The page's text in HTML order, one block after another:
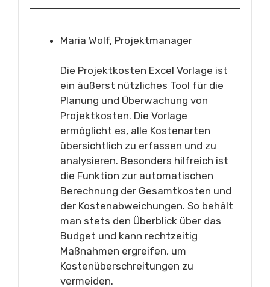
Maria Wolf, Projektmanager
Die Projektkosten Excel Vorlage ist
ein äußerst nützliches Tool für die
Planung und Überwachung von
Projektkosten. Die Vorlage
ermöglicht es, alle Kostenarten
übersichtlich zu erfassen und zu
analysieren. Besonders hilfreich ist
die Funktion zur automatischen
Berechnung der Gesamtkosten und
der Kostenabweichungen. So behält
man stets den Überblick über das
Budget und kann rechtzeitig
Maßnahmen ergreifen, um
Kostenüberschreitungen zu
vermeiden.